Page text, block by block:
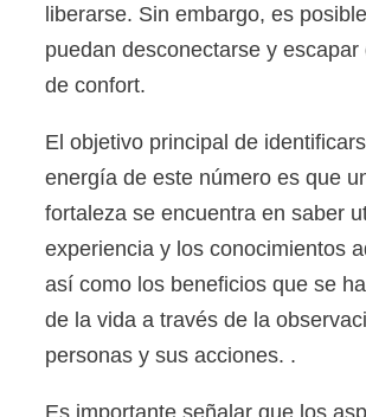
liberarse. Sin embargo, es
puedan desconectarse y escapar
de confort.
El objetivo principal de
energía de este número es que
fortaleza se encuentra en saber
experiencia y los conocimientos
así como los beneficios que se
de la vida a través de la
personas y sus acciones. .
Es importante señalar que los